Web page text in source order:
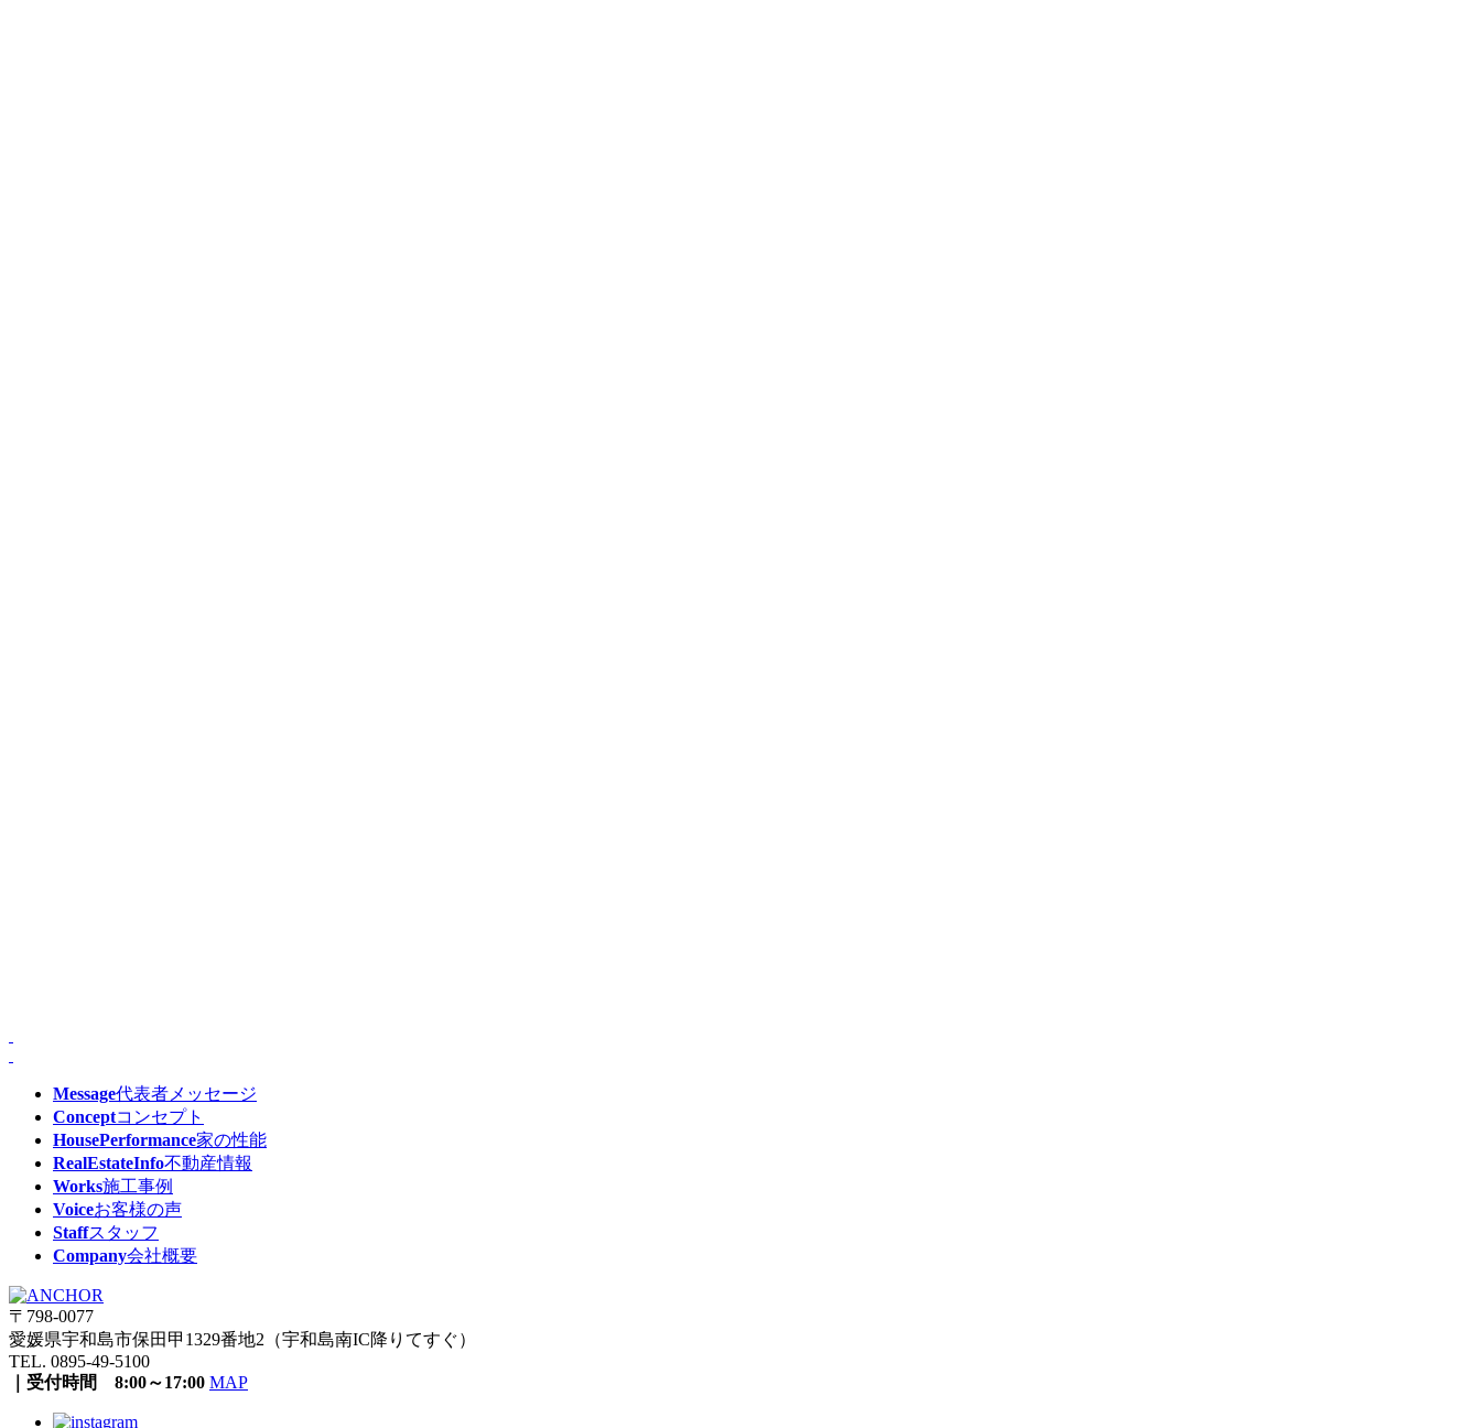
Message代表者メッセージ
Conceptコンセプト
HousePerformance家の性能
RealEstateInfo不動産情報
Works施工事例
Voiceお客様の声
Staffスタッフ
Company会社概要
〒798-0077
愛媛県宇和島市保田甲1329番地2（宇和島南IC降りてすぐ）
TEL. 0895-49-5100
｜受付時間 8:00～17:00 MAP